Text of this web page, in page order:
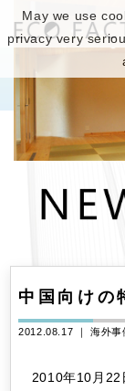
中国向けの
2012.08.17 ｜海外事
2010年10月22
May we use
privacy very